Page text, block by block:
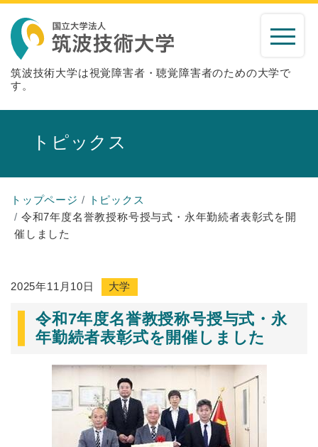
筑波技術大学は視覚障害者・聴覚障害者のための大学で
す。
トピックス
トップページ
トピックス
令和7年度名誉教授称号授与式・永年勤続者表彰式を開
催しました
2025年11月10日 大学
令和7年度名誉教授称号授与式・永
年勤続者表彰式を開催しました